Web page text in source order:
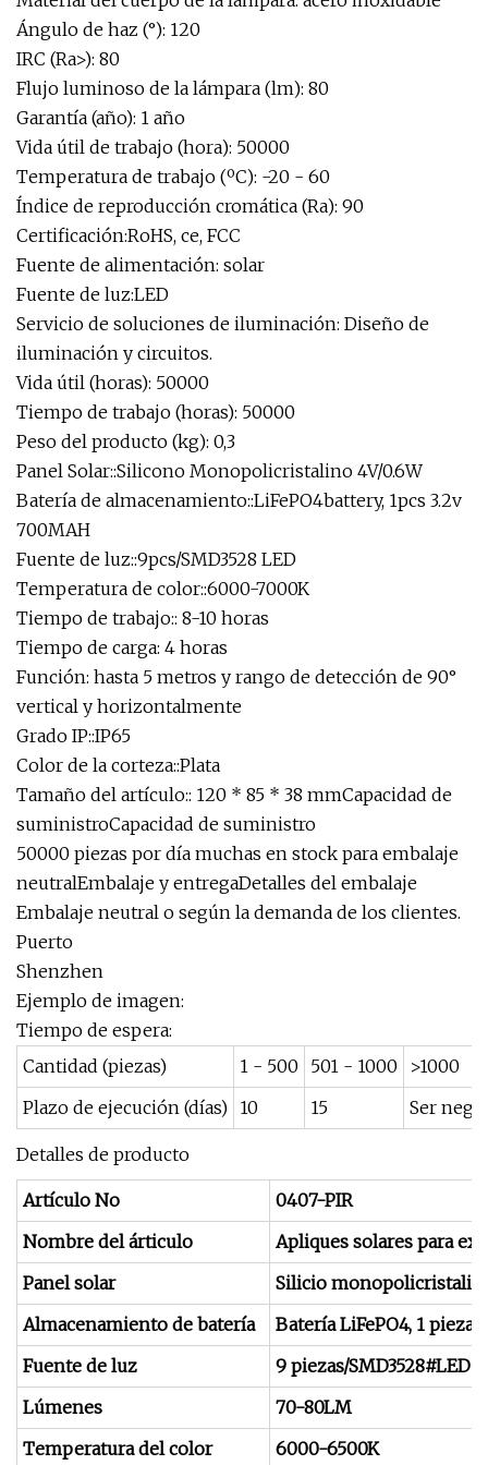
Ángulo de haz (°): 120
IRC (Ra>): 80
Flujo luminoso de la lámpara (lm): 80
Garantía (año): 1 año
Vida útil de trabajo (hora): 50000
Temperatura de trabajo (ºC): -20 - 60
Índice de reproducción cromática (Ra): 90
Certificación:RoHS, ce, FCC
Fuente de alimentación: solar
Fuente de luz:LED
Servicio de soluciones de iluminación: Diseño de
iluminación y circuitos.
Vida útil (horas): 50000
Tiempo de trabajo (horas): 50000
Peso del producto (kg): 0,3
Panel Solar::Silicono Monopolicristalino 4V/0.6W
Batería de almacenamiento::LiFePO4battery, 1pcs 3.2v
700MAH
Fuente de luz::9pcs/SMD3528 LED
Temperatura de color::6000-7000K
Tiempo de trabajo:: 8-10 horas
Tiempo de carga: 4 horas
Función: hasta 5 metros y rango de detección de 90°
vertical y horizontalmente
Grado IP::IP65
Color de la corteza::Plata
Tamaño del artículo:: 120 * 85 * 38 mmCapacidad de
suministroCapacidad de suministro
50000 piezas por día muchas en stock para embalaje
neutralEmbalaje y entregaDetalles del embalaje
Embalaje neutral o según la demanda de los clientes.
Puerto
Shenzhen
Ejemplo de imagen:
Tiempo de espera:
Cantidad (piezas)
1 - 500 501 - 1000
>1000
Plazo de ejecución (días) 10 15 Ser
Detalles de producto
Artículo No
0407-PIR
Nombre del árticulo
Apliques solares para
Panel solar
Silicio
Almacenamiento de batería
Batería LiFePO4, 1 pieza
Fuente de luz
9 piezas/SMD3528#LED
Lúmenes
70-80LM
Temperatura del color
6000-6500K